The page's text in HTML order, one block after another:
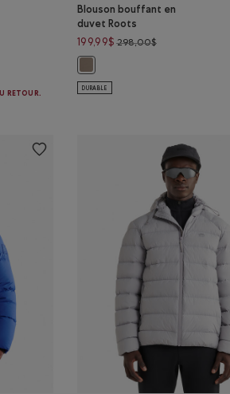
à 99,98$
BLEUE Couleur
RETOUR.
Blouson bouffant en
duvet Roots
199,99$ 298,00$Prix réduit de
DURABLE